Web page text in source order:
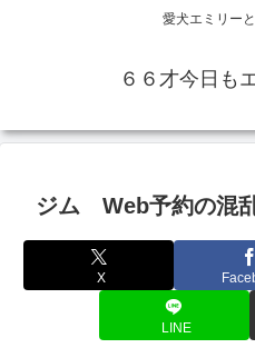
愛犬エミリー
６６才今日も
ジム Web予約の混
X
LINE